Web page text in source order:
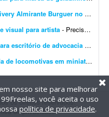
Criar identidade visual para delivery Almirante Burguer no litoral do RS
visual para artista - Preciso criar uma identidade visual com um logotipo para a artista Brenda Rossetti. O projeto deve ser realizado sem uso de ferramentas de IA, ou seja, totalmente livre de IA.
Identidade visual minimalista para escritório de advocacia imobiliária
Criar logotipo para site de venda de locomotivas em miniatura
os direitos reservados.
de privacidade
nosso site para melhorar
você aceita o uso
política de privacidade.